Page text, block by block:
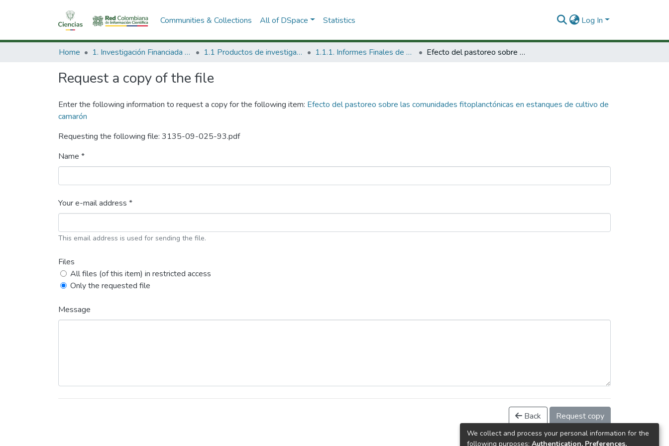
Communities & Collections All of DSpace Statistics Log In
Home 1. Investigación Financiada con Recursos Públicos 1.1 Productos de investigación 1.1.1. Informes Finales de Proyectos de Investigación Efecto del pastoreo sobre las comunidades fitoplanctónicas en estanques de cultivo de camarón
Request a copy of the file
Enter the following information to request a copy for the following item: Efecto del pastoreo sobre las comunidades fitoplanctónicas en estanques de cultivo de
camarón
Requesting the following file: 3135-09-025-93.pdf
Name *
Your e-mail address *
This email address is used for sending the file.
Files
All files (of this item) in restricted access
Only the requested file
Message
Back Request copy
We collect and process your personal information for the
following purposes: Authentication, Preferences,